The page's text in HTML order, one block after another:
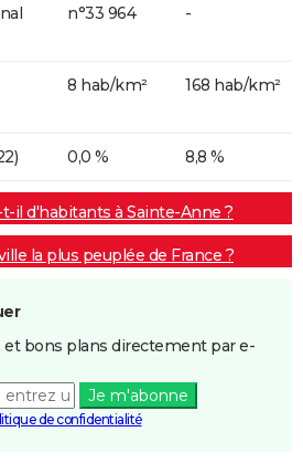
n°33 964 -
8 hab/km² 168 hab/km²
0,0 % 8,8 %
il d'habitants à Sainte-Anne ?
la plus peuplée de France ?
et bons plans directement par e-
Je m'abonne
de confidentialité